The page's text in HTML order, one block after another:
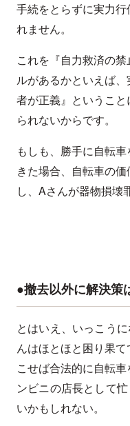
手続をとらずに実力
れません。
これを『自力救済の
ルがあるかといえば
者が正義』というこ
られないからです。
もしも、勝手に自転
きた場合、自転車の
し、Aさんが器物損壊
●撤去以外に解決策
とはいえ、いっこう
んはほとほと困り果
こせば合法的に自転
ンビニの店長として
いかもしれない。